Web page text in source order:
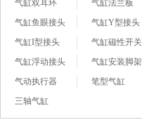
气缸双耳环
气缸法兰板
气缸鱼眼接头
气缸Y型接头
气缸I型接头
气缸磁性开关
气缸浮动接头
气缸安装脚架
气动执行器
笔型气缸
三轴气缸